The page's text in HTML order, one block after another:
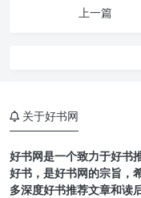
上一篇
关于好书网
好书网是一个致力于好书
好书，是好书网的宗旨，
多深度好书推荐文章和读